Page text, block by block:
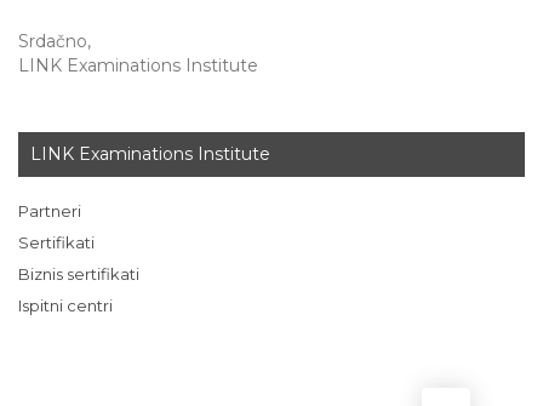
Srdačno,
LINK Examinations Institute
LINK Examinations Institute
Partneri
Sertifikati
Biznis sertifikati
Ispitni centri